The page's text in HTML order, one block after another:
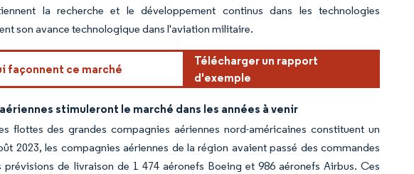
la recherche et le développement continus dans les technologies
son avance technologique dans l'aviation militaire.
façonnent ce marché
Télécharger un rapport
d'exemple
stimuleront le marché dans les années à venir
flottes des grandes compagnies aériennes nord-américaines constituent un
2023, les compagnies aériennes de la région avaient passé des commandes
de livraison de 1 474 aéronefs Boeing et 986 aéronefs Airbus. Ces